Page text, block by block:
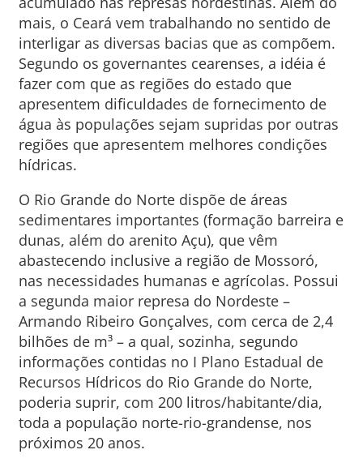
mais, o Ceará vem trabalhando no sentido de
interligar as diversas bacias que as compõem.
Segundo os governantes cearenses, a idéia é
fazer com que as regiões do estado que
apresentem dificuldades de fornecimento de
água às populações sejam supridas por outras
regiões que apresentem melhores condições
hídricas.
O Rio Grande do Norte dispõe de áreas
sedimentares importantes (formação barreira e
dunas, além do arenito Açu), que vêm
abastecendo inclusive a região de Mossoró,
nas necessidades humanas e agrícolas. Possui
a segunda maior represa do Nordeste –
Armando Ribeiro Gonçalves, com cerca de 2,4
bilhões de m³ – a qual, sozinha, segundo
informações contidas no I Plano Estadual de
Recursos Hídricos do Rio Grande do Norte,
poderia suprir, com 200 litros/habitante/dia,
toda a população norte-rio-grandense, nos
próximos 20 anos.